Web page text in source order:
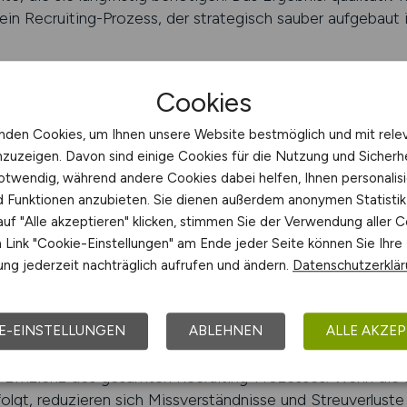
Recruiting-Prozess, der strategisch sauber aufgebaut
im Recruiting-Prozess
Prozess bietet Unternehmen eine Vielzahl von
Der wichtigste Vorteil besteht darin, dass die
die ihre Ausschreibungen klar auf technische Rollen
Art von Position interessieren. Dadurch steigt nicht
Qualität der eingehenden Profile. Fachkräfte fühlen
ihre berufliche Realität versteht und ernst nimmt.
fördert und die Wahrscheinlichkeit erhöht, dass
des gesamten Recruiting-Prozesses. Wenn die
reduzieren sich Missverständnisse und
Cookies
Cookies, um Ihnen unsere Website bestmöglich und mit
Davon sind einige Cookies für die Nutzung und
während andere Cookies dabei helfen, Ihnen
Funktionen anzubieten. Sie dienen außerdem anonymen
"Alle akzeptieren" klicken, stimmen Sie der Verwendung aller
"Cookie-Einstellungen" am Ende jeder Seite können Sie Ihre
jederzeit nachträglich aufrufen und ändern.
EINSTELLUNGEN ABLEHNEN ALLE